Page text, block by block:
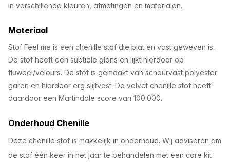
in verschillende kleuren, afmetingen en materialen.
Materiaal
Stof Feel me is een chenille stof die plat en vast geweven is.
De stof heeft een subtiele glans en lijkt hierdoor op
fluweel/velours. De stof is gemaakt van scheurvast polyester
garen en hierdoor erg slijtvast. De velvet chenille stof heeft
daardoor een Martindale score van 100.000.
Onderhoud Chenille
Deze chenille stof is makkelijk in onderhoud. Wij adviseren om
de stof één keer in het jaar te behandelen met een care kit